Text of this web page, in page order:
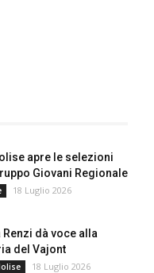
apre le selezioni
Giovani Regionale
18 Luglio 2026
Renzi dà voce alla
del Vajont
18 Luglio 2026